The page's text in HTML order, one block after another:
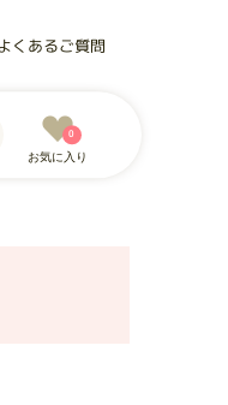
くあるご質問
お気に入り
0